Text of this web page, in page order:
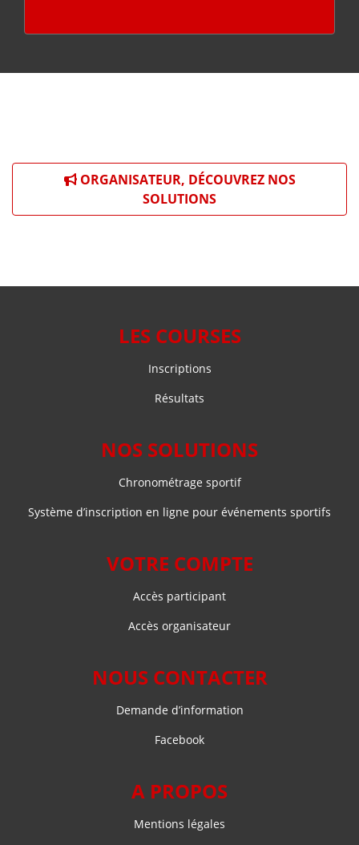
ORGANISATEUR, DÉCOUVREZ NOS
SOLUTIONS
LES COURSES
Inscriptions
Résultats
NOS SOLUTIONS
Chronométrage sportif
Système d’inscription en ligne pour événements sportifs
VOTRE COMPTE
Accès participant
Accès organisateur
NOUS CONTACTER
Demande d’information
Facebook
A PROPOS
Mentions légales